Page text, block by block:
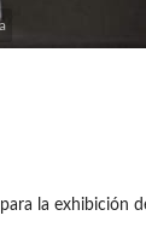
la exhibición